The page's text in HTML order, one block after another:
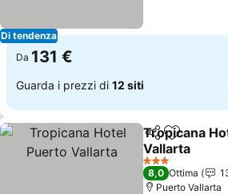
Di tendenza
Da 131 €
Guarda i prezzi di 12 siti
CondividiAggiungi
Tropicana
Vallarta
3 Stelle
8,0 Ottima
Puerto Vallarta